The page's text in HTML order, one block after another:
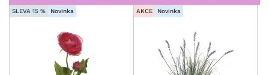
SLEVA 15 % Novinka AKCE Novinka